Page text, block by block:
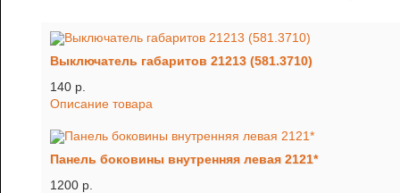
Выключатель габаритов 21213 (581.3710)
140 p.
Описание товара
Панель боковины внутренняя левая 2121*
1200 p.